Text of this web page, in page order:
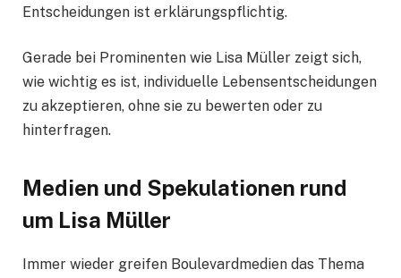
Entscheidungen ist erklärungspflichtig.
Gerade bei Prominenten wie Lisa Müller zeigt sich,
wie wichtig es ist, individuelle Lebensentscheidungen
zu akzeptieren, ohne sie zu bewerten oder zu
hinterfragen.
Medien und Spekulationen rund
um Lisa Müller
Immer wieder greifen Boulevardmedien das Thema